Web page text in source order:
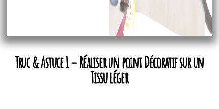
Truc & Astuce 1 – Réaliser un point Décoratif sur un
Tissu léger